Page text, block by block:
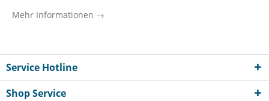
für hohe mechanische Belastbarkeit, klare industrielle
Ausrichtung und einen dauerhaft planbaren Betrieb im
Werkhof, Lagerbereich oder auf dem Betriebsgelände. Für
Mehr Informationen →
Service Hotline
Shop Service